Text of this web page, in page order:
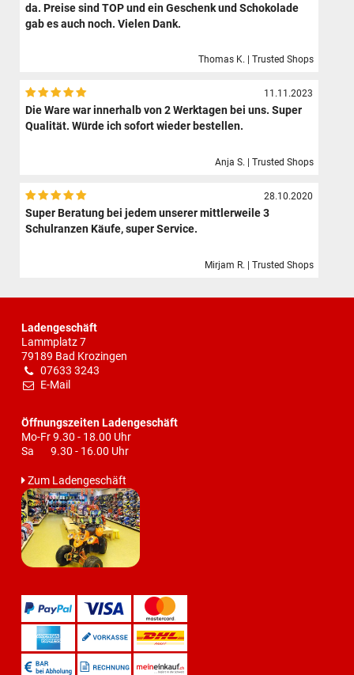
da. Preise sind TOP und ein Geschenk und Schokolade
gab es auch noch. Vielen Dank.
Thomas K. | Trusted Shops
11.11.2023
Die Ware war innerhalb von 2 Werktagen bei uns. Super
Qualität. Würde ich sofort wieder bestellen.
Anja S. | Trusted Shops
28.10.2020
Super Beratung bei jedem unserer mittlerweile 3
Schulranzen Käufe, super Service.
Mirjam R. | Trusted Shops
Ladengeschäft
Lammplatz 7
79189 Bad Krozingen
07633 3243
E-Mail
Öffnungszeiten Ladengeschäft
Mo-Fr 9.30 - 18.00 Uhr
Sa 9.30 - 16.00 Uhr
Zum Ladengeschäft